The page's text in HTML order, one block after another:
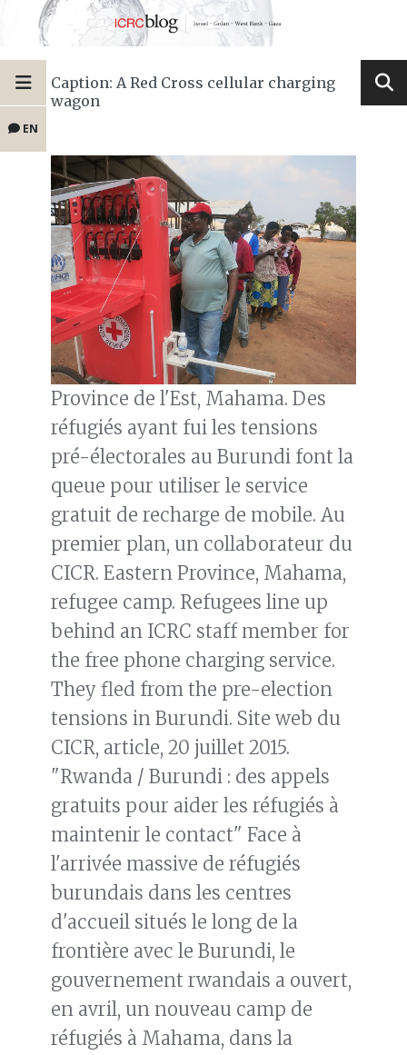
EN
Caption: A Red Cross cellular charging
wagon
Province de l'Est, Mahama. Des
réfugiés ayant fui les tensions
pré-électorales au Burundi font la
queue pour utiliser le service
gratuit de recharge de mobile. Au
premier plan, un collaborateur du
CICR. Eastern Province, Mahama,
refugee camp. Refugees line up
behind an ICRC staff member for
the free phone charging service.
They fled from the pre-election
tensions in Burundi. Site web du
CICR, article, 20 juillet 2015.
"Rwanda / Burundi : des appels
gratuits pour aider les réfugiés à
maintenir le contact" Face à
l'arrivée massive de réfugiés
burundais dans les centres
d'accueil situés le long de la
frontière avec le Burundi, le
gouvernement rwandais a ouvert,
en avril, un nouveau camp de
réfugiés à Mahama, dans la